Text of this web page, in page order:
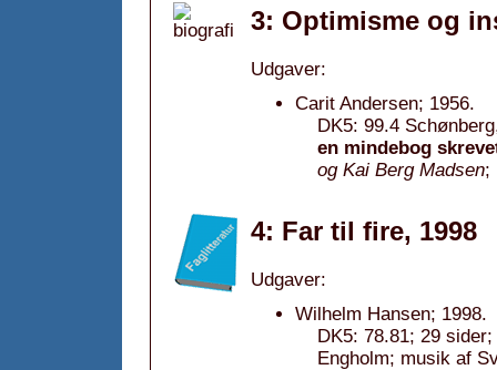
3: Optimisme og
Udgaver:
Carit Andersen; 1956.
DK5: 99.4
en mindebog
og Kai Berg Madsen;
4: Far til fire, 1998
Udgaver:
Wilhelm Hansen; 1998.
DK5: 78.81; 29
Engholm; musik af